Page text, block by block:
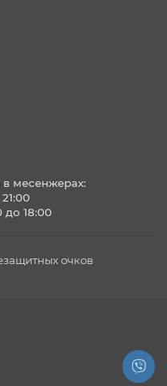
в месенжерах:
до 18:00
очков